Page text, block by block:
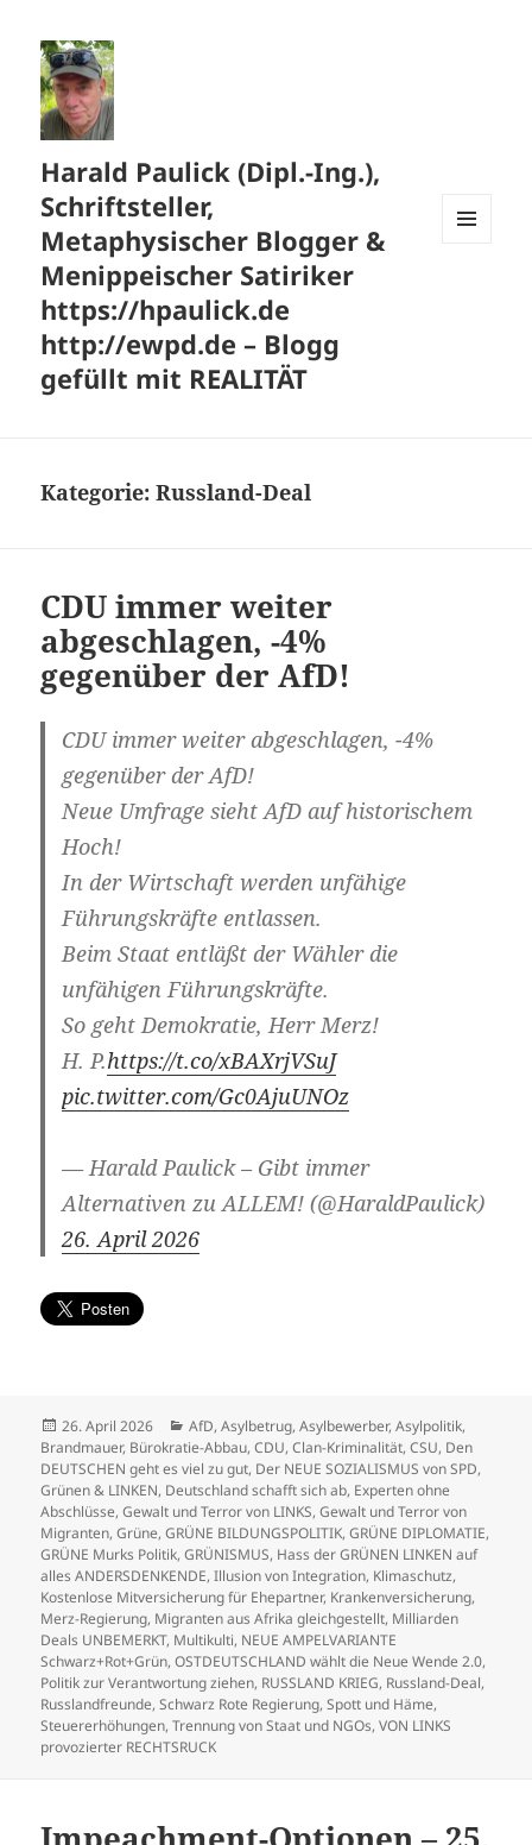
Harald Paulick (Dipl.-Ing.),
Schriftsteller,
Metaphysischer Blogger &
Menippeischer Satiriker
https://hpaulick.de
http://ewpd.de – Blogg
gefüllt mit REALITÄT
Kategorie:Russland-Deal
CDU immer weiter
abgeschlagen, -4%
gegenüber der AfD!
CDU immer weiter abgeschlagen, -4%
gegenüber der AfD!
Neue Umfrage sieht AfD auf historischem
Hoch!
In der Wirtschaft werden unfähige
Führungskräfte entlassen.
Beim Staat entläßt der Wähler die
unfähigen Führungskräfte.
So geht Demokratie, Herr Merz!
H. P.https://t.co/xBAXrjVSuJ
pic.twitter.com/Gc0AjuUNOz
— Harald Paulick – Gibt immer
Alternativen zu ALLEM! (@HaraldPaulick)
26. April 2026
Veröffentlicht
am
26. April 2026 Kategorien
AfD,Asylbetrug,Asylbewerber,Asylpolitik,
Brandmauer, Bürokratie-Abbau,CDU,Clan-Kriminalität,CSU, Den
DEUTSCHEN geht es viel zu gut, Der NEUE SOZIALISMUS von SPD,
Grünen & LINKEN, Deutschland schafft sich ab, Experten ohne
Abschlüsse,Gewalt und Terror von LINKS,Gewalt und Terror von
Migranten,Grüne,GRÜNE BILDUNGSPOLITIK,GRÜNE DIPLOMATIE,
GRÜNE Murks Politik,GRÜNISMUS, Hass der GRÜNEN LINKEN auf
alles ANDERSDENKENDE,Illusion von Integration, Klimaschutz,
Kostenlose Mitversicherung für Ehepartner, Krankenversicherung,
Merz-Regierung, Migranten aus Afrika gleichgestellt, Milliarden
Deals UNBEMERKT, Multikulti, NEUE AMPELVARIANTE
Schwarz+Rot+Grün,OSTDEUTSCHLAND wählt die Neue Wende 2.0,
Politik zur Verantwortung ziehen, RUSSLAND KRIEG, Russland-Deal,
Russlandfreunde,Schwarz Rote Regierung,Spott und Häme,
Steuererhöhungen,Trennung von Staat und NGOs,VON LINKS
provozierter RECHTSRUCK